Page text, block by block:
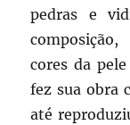
pedras e
cores da
fez sua obra
até